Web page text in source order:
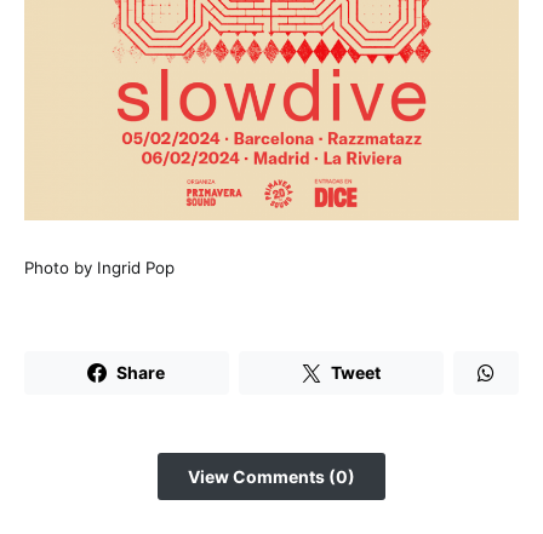
Photo by Ingrid Pop
Share Tweet
View Comments (0)